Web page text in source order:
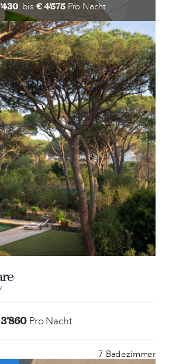
bis€ 4'575Pro Nacht
Pro Nacht
7 Badezimmer